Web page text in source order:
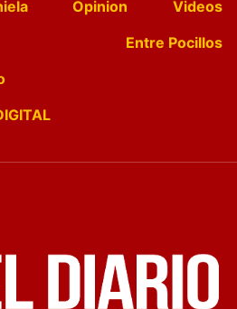
Opinion
Videos
Entre Pocillos